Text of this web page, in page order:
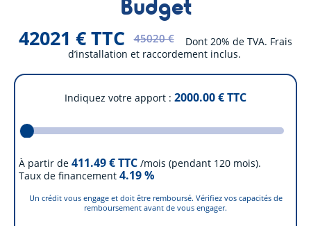
42021 € TTC 45020 €
Dont 20% de TVA. Frais
d’installation et raccordement inclus.
Indiquez votre apport 2000.00€ TTC
À partir de 411.49€ TTC /mois (pendant 120 mois).
Taux de financement 4.19%
Un crédit vous engage et doit être remboursé. Vérifiez vos capacités de
remboursement avant de vous engager.